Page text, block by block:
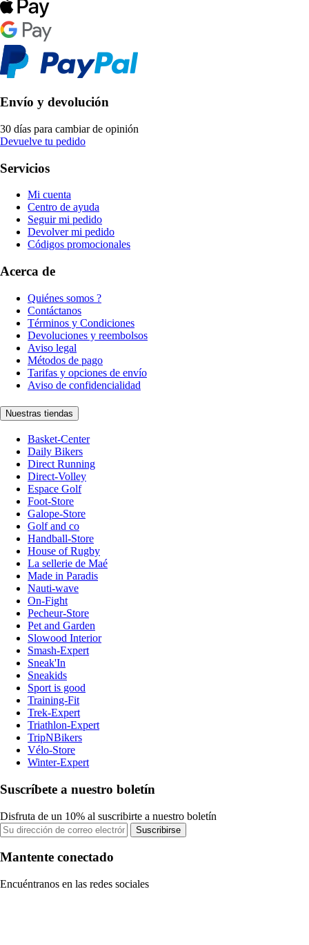
Envío y devolución
30 días para cambiar de opinión
Devuelve tu pedido
Servicios
Mi cuenta
Centro de ayuda
Seguir mi pedido
Devolver mi pedido
Códigos promocionales
Acerca de
Quiénes somos ?
Contáctanos
Términos y Condiciones
Devoluciones y reembolsos
Aviso legal
Métodos de pago
Tarifas y opciones de envío
Aviso de confidencialidad
Nuestras tiendas
Basket-Center
Daily Bikers
Direct Running
Direct-Volley
Espace Golf
Foot-Store
Galope-Store
Golf and co
Handball-Store
House of Rugby
La sellerie de Maé
Made in Paradis
Nauti-wave
On-Fight
Pecheur-Store
Pet and Garden
Slowood Interior
Smash-Expert
Sneak'In
Sneakids
Sport is good
Training-Fit
Trek-Expert
Triathlon-Expert
TripNBikers
Vélo-Store
Winter-Expert
Suscríbete a nuestro boletín
Disfruta de un 10% al suscribirte a nuestro boletín
Suscribirse
Mantente conectado
Encuéntranos en las redes sociales